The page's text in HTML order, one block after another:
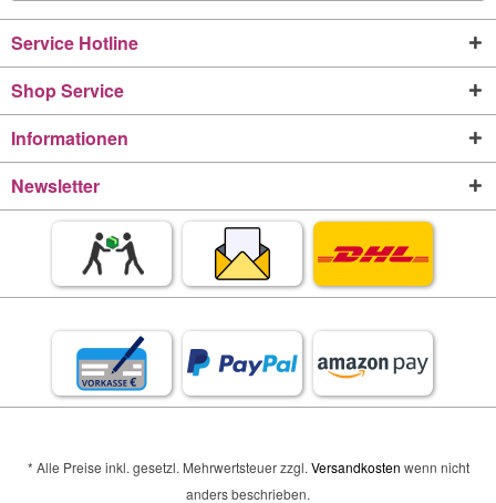
Service Hotline
Shop Service
Informationen
Newsletter
* Alle Preise inkl. gesetzl. Mehrwertsteuer zzgl. Versandkosten wenn nicht
anders beschrieben.